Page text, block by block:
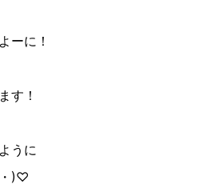
ーに！
す！
うに
・ )♡︎